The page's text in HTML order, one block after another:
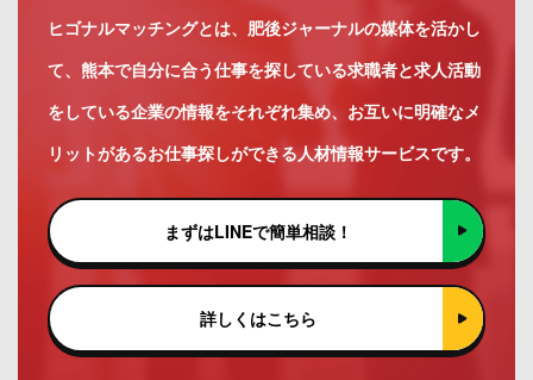
ヒゴナルマッチングとは、肥後ジャーナルの媒体を活かし
て、熊本で自分に合う仕事を探している求職者と求人活動
をしている企業の情報をそれぞれ集め、お互いに明確なメ
リットがあるお仕事探しができる人材情報サービスです。
まずはLINEで簡単相談！
詳しくはこちら